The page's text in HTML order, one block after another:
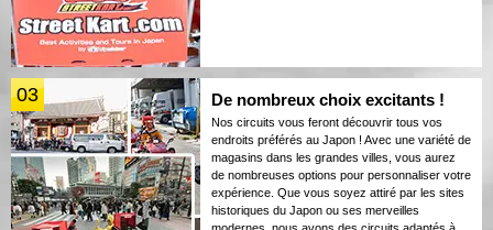
03 De nombreux choix excitants !
Nos circuits vous feront découvrir tous vos
endroits préférés au Japon ! Avec une variété de
magasins dans les grandes villes, vous aurez
de nombreuses options pour personnaliser votre
expérience. Que vous soyez attiré par les sites
historiques du Japon ou ses merveilles